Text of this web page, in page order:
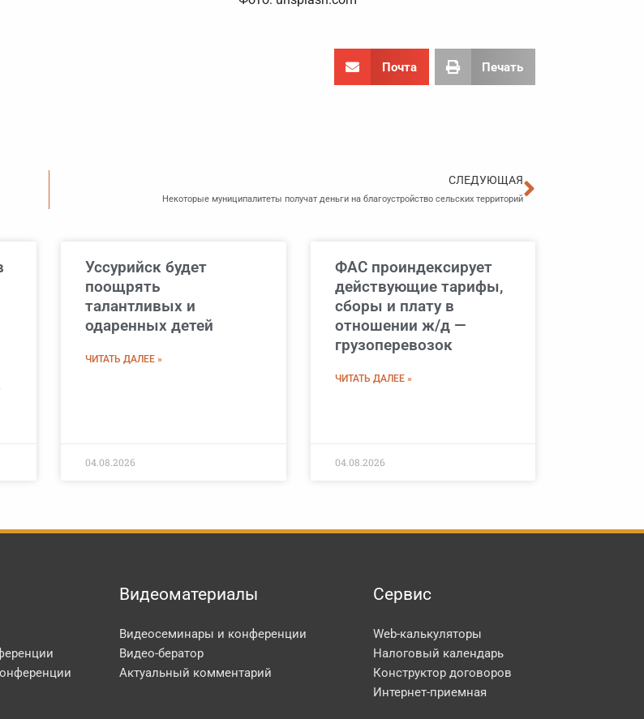
Почта Печать
СЛЕДУЮЩАЯ
Некоторые муниципалитеты получат деньги на благоустройство сельских территорий
Уссурийск будет
поощрять
талантливых и
одаренных детей
ЧИТАТЬ ДАЛЕЕ »
04.08.2026
ФАС проиндексирует
действующие тарифы,
сборы и плату в
отношении ж/д —
грузоперевозок
ЧИТАТЬ ДАЛЕЕ »
04.08.2026
Видеоматериалы
Видеосеминары и конференции
Видео-бератор
Актуальный комментарий
Сервис
Web-калькуляторы
Налоговый календарь
Конструктор договоров
Интернет-приемная